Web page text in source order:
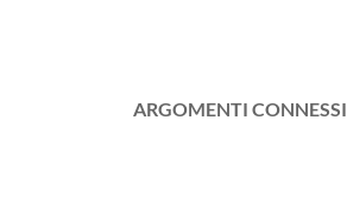
ARGOMENTI CONNESSI